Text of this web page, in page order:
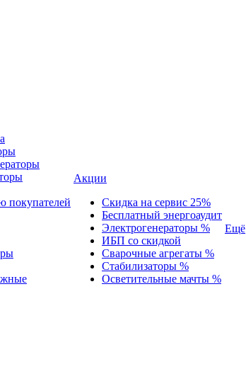
покупателей
Акции
Скидка на сервис 25%
Бесплатный энергоаудит
Электрогенераторы %
ИБП со скидкой
Сварочные агрегаты %
Стабилизаторы %
Осветительные мачты %
Ещё